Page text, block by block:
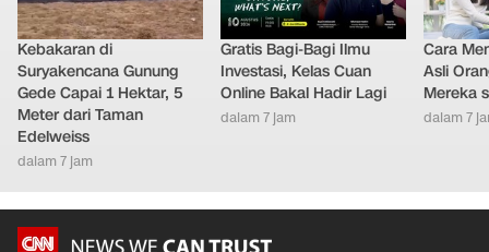
Kebakaran di
Suryakencana Gunung
Gede Capai 1 Hektar, 5
Meter dari Taman
Edelweiss
dalam 7 jam
Gratis Bagi-Bagi Ilmu
Investasi, Kelas Cuan
Online Bakal Hadir Lagi
dalam 7 jam
Cara
Asli
Mereka
dalam 7